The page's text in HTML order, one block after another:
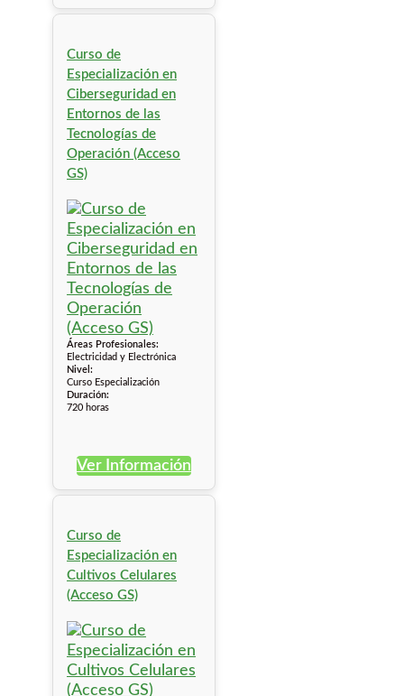
Curso de
Especialización en
Ciberseguridad en
Entornos de las
Tecnologías de
Operación (Acceso
GS)
Áreas Profesionales:
Electricidad y Electrónica
Nivel:
Curso Especialización
Duración:
720 horas
Ver Información
Curso de
Especialización en
Cultivos Celulares
(Acceso GS)